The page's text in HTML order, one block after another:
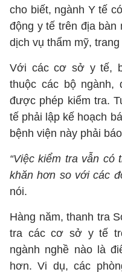
cho biết, ngành Y tế
động y tế trên địa
dịch vụ thẩm mỹ,
Với các cơ sở y tế,
thuộc các bộ
được phép kiểm tra.
tế phải lập kế hoạch
bệnh viện này phải
“Việc kiểm tra vẫn có
khăn hơn so với các
nói.
Hàng năm, thanh tra
tra các cơ sở y tế
ngành nghề nào là
hơn. Vi dụ, các